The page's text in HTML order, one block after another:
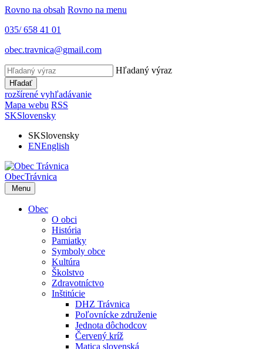
Rovno na obsah Rovno na menu
035/ 658 41 01
obec.travnica@gmail.com
Hľadaný výraz
Hľadať
rozšírené vyhľadávanie
Mapa webu RSS
SKSlovensky
SKSlovensky
ENEnglish
ObecTrávnica
Menu
Obec
O obci
História
Pamiatky
Symboly obce
Kultúra
Školstvo
Zdravotníctvo
Inštitúcie
DHZ Trávnica
Poľovnícke združenie
Jednota dôchodcov
Červený kríž
Matica slovenská